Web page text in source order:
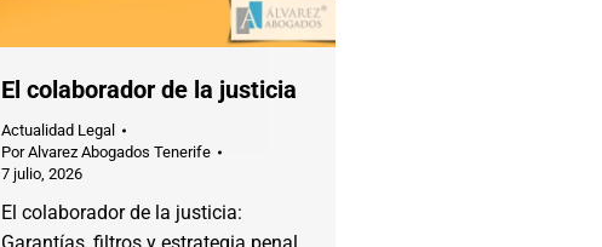
El colaborador de la justicia
Actualidad Legal
PorAlvarez Abogados Tenerife
7 julio, 2026
El colaborador de la justicia: